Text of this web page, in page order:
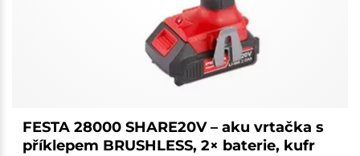
FESTA 28000 SHARE20V – aku vrtačka s
příklepem BRUSHLESS, 2× baterie, kufr